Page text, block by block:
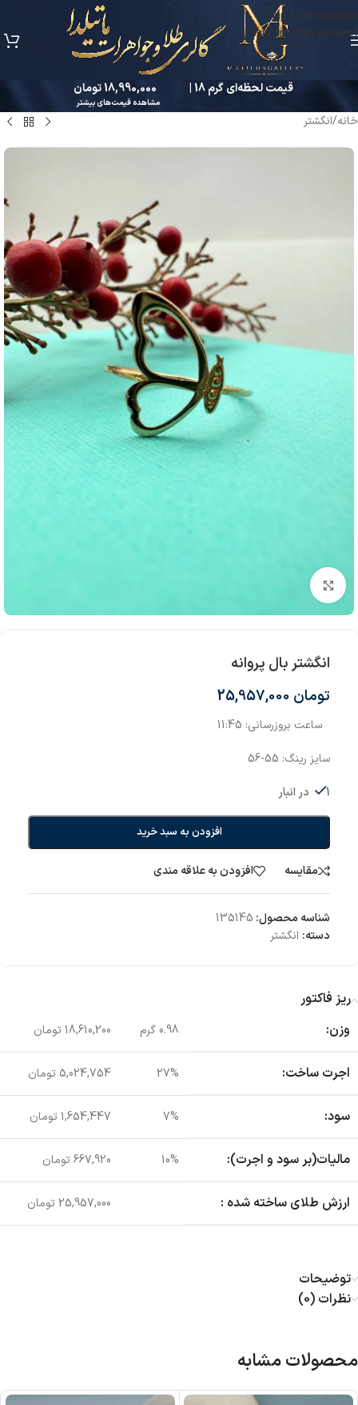
Skip to navigation
Skip to main content
قیمت لحظه‌ای گرم 18 | 18,990,000 تومان
مشاهده قیمت‌های بیشتر
خانه/انگشتر
بزرگنمایی تصویر
انگشتر بال پروانه
تومان
ساعت بروزرسانی: 11:45
سایز رینگ: 55-56
1 در انبار
افزودن به سبد خرید
مقایسه افزودن به علاقه مندی
شناسه محصول: 135145
دسته: انگشتر
ریز فاکتور
وزن:
0.98 گرم 18,610,200 تومان
اجرت ساخت: 27% 5,024,754 تومان
سود: 7% 1,654,447 تومان
مالیات(بر سود و اجرت): 10% 667,920 تومان
ارزش طلای ساخته شده : 25,957,000 تومان
توضیحات
نظرات (0)
محصولات مشابه